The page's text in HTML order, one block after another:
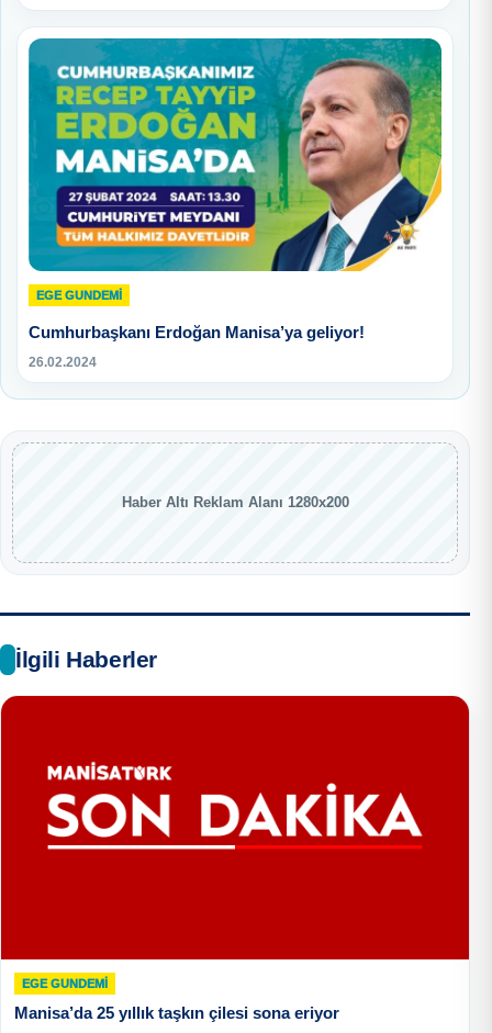
EGE GUNDEMİ
Cumhurbaşkanı Erdoğan Manisa’ya geliyor!
26.02.2024
Haber Altı Reklam Alanı 1280x200
İlgili Haberler
EGE GUNDEMİ
Manisa’da 25 yıllık taşkın çilesi sona eriyor